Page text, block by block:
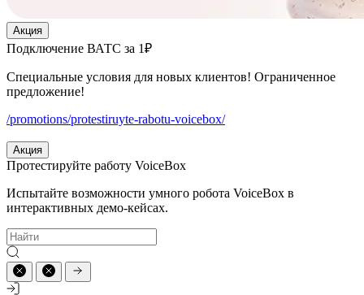
Акция
Подключение ВАТС за 1₽
Специальные условия для новых клиентов! Ограниченное
предложение!
/promotions/protestiruyte-rabotu-voicebox/
Акция
Протестируйте работу VoiceBox
Испытайте возможности умного робота VoiceBox в
интерактивных демо-кейсах.